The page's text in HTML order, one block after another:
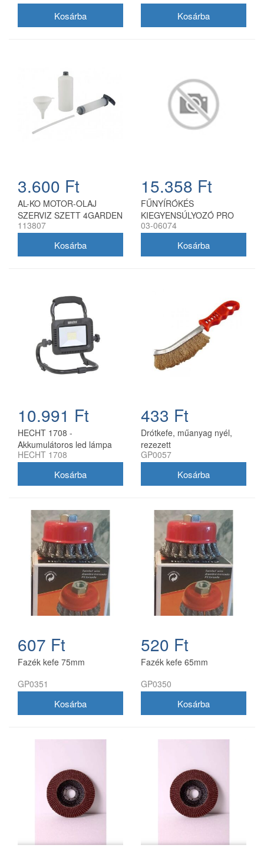
3.600 Ft
AL-KO MOTOR-OLAJ
SZERVIZ SZETT 4GARDEN
113807
15.358 Ft
FŰNYÍRÓKÉS
KIEGYENSÚLYOZÓ PRO
03-06074
10.991 Ft
HECHT 1708 -
Akkumulátoros led lámpa
HECHT 1708
433 Ft
Drótkefe, műanyag nyél,
rezezett
GP0057
607 Ft
Fazék kefe 75mm
GP0351
520 Ft
Fazék kefe 65mm
GP0350